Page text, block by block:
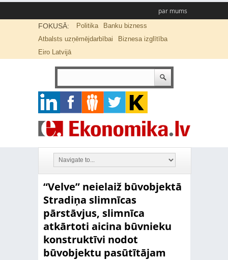
par mums
FOKUSĀ: Politika
Banku bizness
Atbalsts uzņēmējdarbībai
Biznesa izglītība
Eiro Latvijā
“Velve” neielaiž būvobjektā
Stradiņa slimnīcas
pārstāvjus, slimnīca
atkārtoti aicina būvnieku
konstruktīvi nodot
būvobjektu pasūtītājam